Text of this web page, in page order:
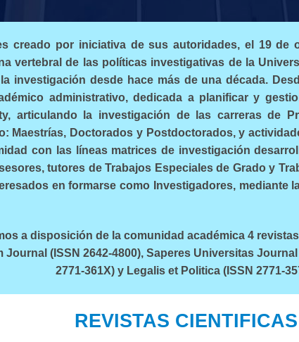
creado por iniciativa de sus autoridades, el 19
vertebral de las políticas investigativas de la
investigación desde hace más de una década.
administrativo, dedicada a planificar y
articulando la investigación de las carreras de
Maestrías, Doctorados y Postdoctorados, y
con las líneas matrices de investigación
tutores de Trabajos Especiales de Grado y
en formarse como Investigadores, mediante
a disposición de la comunidad académica 4
(ISSN 2642-4800), Saperes Universitas Journal
2771-361X) y Legalis et Politica (ISSN 2771-
REVISTAS CIENTIFICAS